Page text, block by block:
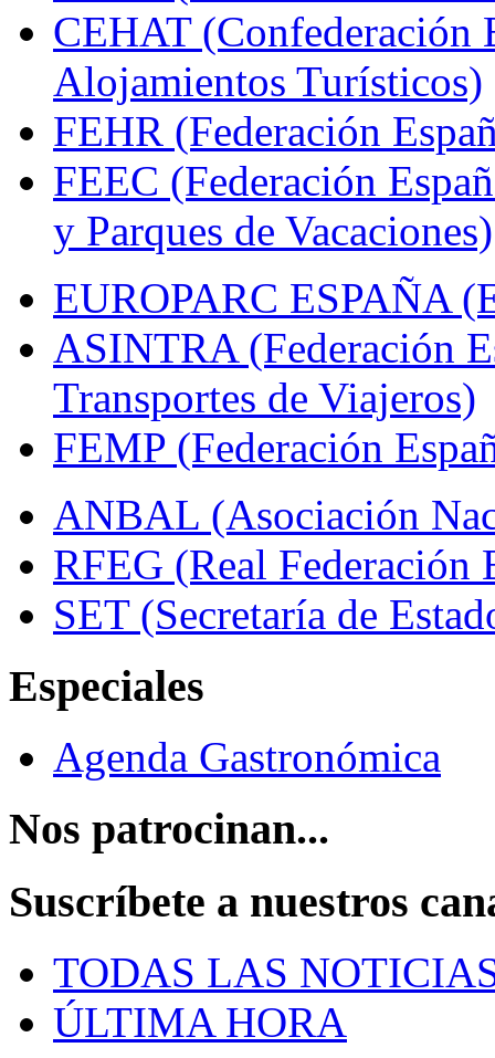
CEHAT (Confederación
Alojamientos Turísticos)
FEHR (Federación
FEEC (Federación
y Parques de Vacaciones)
EUROPARC ESPAÑA
ASINTRA (Federación
Transportes de Viajeros)
FEMP (Federación
ANBAL (Asociación
RFEG (Real Federación
SET (Secretaría de
Especiales
Agenda Gastronómica
Nos patrocinan...
Suscríbete a nuestros
TODAS LAS
ÚLTIMA HORA